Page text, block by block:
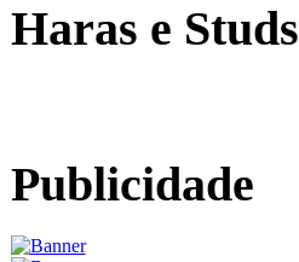
Haras e Studs
Publicidade